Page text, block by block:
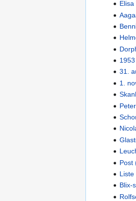
Elisa
1953
31.
1.
Post
Liste
Blix-